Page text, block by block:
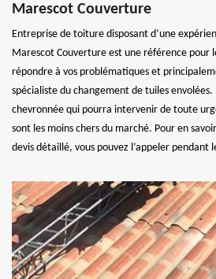
Marescot Couverture
Entreprise de toiture disposant d’une
Marescot Couverture est une référence pour
répondre à vos problématiques et
spécialiste du changement de tuiles
chevronnée qui pourra intervenir de toute
sont les moins chers du marché. Pour en
devis détaillé, vous pouvez l’appeler pendant